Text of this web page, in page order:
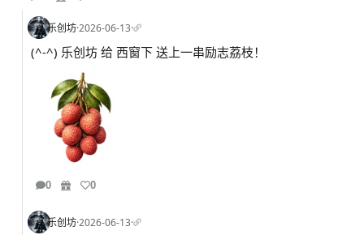
乐创坊·2026-06-13·
(^-^) 乐创坊 给 西窗下 送上一串励志荔枝！
0 0
乐创坊·2026-06-13·